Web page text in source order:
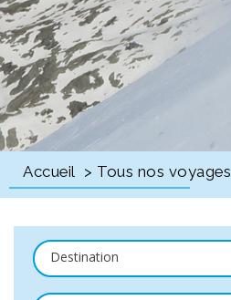
Accueil > Tous nos voyages
Destination